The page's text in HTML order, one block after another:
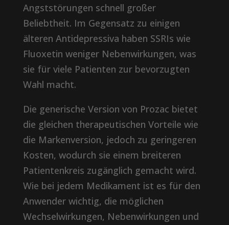
Angststörungen schnell großer
Beliebtheit. Im Gegensatz zu einigen
älteren Antidepressiva haben SSRIs wie
Fluoxetin weniger Nebenwirkungen, was
sie für viele Patienten zur bevorzugten
Wahl macht.
Die generische Version von Prozac bietet
die gleichen therapeutischen Vorteile wie
die Markenversion, jedoch zu geringeren
Kosten, wodurch sie einem breiteren
Patientenkreis zugänglich gemacht wird.
Wie bei jedem Medikament ist es für den
Anwender wichtig, die möglichen
Wechselwirkungen, Nebenwirkungen und